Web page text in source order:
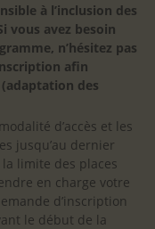
à l’inclusion des
vous avez besoin
n’hésitez pas
afin
des
d’accès et les
jusqu’au dernier
limite des places
en charge votre
d’inscription
le début de la